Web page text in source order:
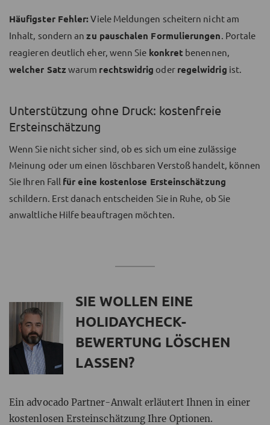
Häufigster Fehler: Viele Meldungen scheitern nicht am
Inhalt, sondern anzu pauschalen Formulierungen. Portale
reagieren deutlich eher, wenn Sie konkret benennen,
welcher Satz warum rechtswidrig oder regelwidrig ist.
Unterstützung ohne Druck: kostenfreie
Ersteinschätzung
Wenn Sie nicht sicher sind, ob es sich um eine zulässige
Meinung oder um einen löschbaren Verstoß handelt, können
Sie Ihren Fall für eine kostenlose Ersteinschätzung
schildern. Erst danach entscheiden Sie in Ruhe, ob Sie
anwaltliche Hilfe beauftragen möchten.
SIE WOLLEN EINE
HOLIDAYCHECK-
BEWERTUNG LÖSCHEN
LASSEN?
Ein advocado Partner-Anwalt erläutert Ihnen in einer
kostenlosen Ersteinschätzung Ihre Optionen.